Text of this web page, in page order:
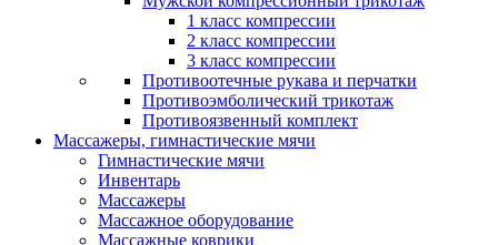
1 класс компрессии
2 класс компрессии
3 класс компрессии
Противоотечные рукава и перчатки
Противоэмболический трикотаж
Противоязвенный комплект
Массажеры, гимнастические мячи
Гимнастические мячи
Инвентарь
Массажеры
Массажное оборудование
Массажные коврики